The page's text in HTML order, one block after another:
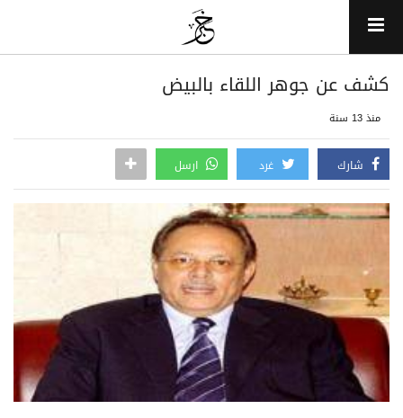
كشف عن جوهر اللقاء بالبيض
منذ 13 سنة
شارك غرد ارسل